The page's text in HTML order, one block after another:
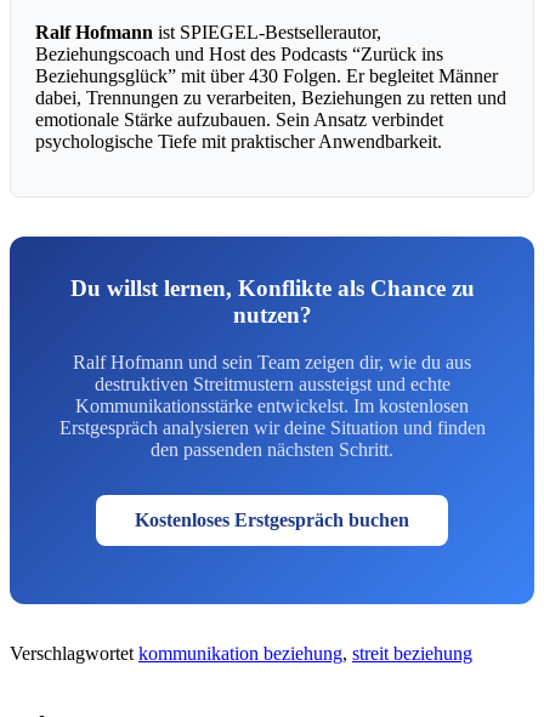
Ralf Hofmann ist SPIEGEL-Bestsellerautor,
Beziehungscoach und Host des Podcasts “Zurück ins
Beziehungsglück” mit über 430 Folgen. Er begleitet Männer
dabei, Trennungen zu verarbeiten, Beziehungen zu retten und
emotionale Stärke aufzubauen. Sein Ansatz verbindet
psychologische Tiefe mit praktischer Anwendbarkeit.
Du willst lernen, Konflikte als Chance zu
nutzen?
Ralf Hofmann und sein Team zeigen dir, wie du aus
destruktiven Streitmustern aussteigst und echte
Kommunikationsstärke entwickelst. Im kostenlosen
Erstgespräch analysieren wir deine Situation und finden
den passenden nächsten Schritt.
Kostenloses Erstgespräch buchen
Verschlagwortet kommunikation beziehung, streit beziehung